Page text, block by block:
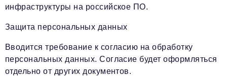
инфраструктуры на российское ПО.
Защита персональных данных
Вводится требование к согласию на обработку
персональных данных. Согласие будет оформляться
отдельно от других документов.